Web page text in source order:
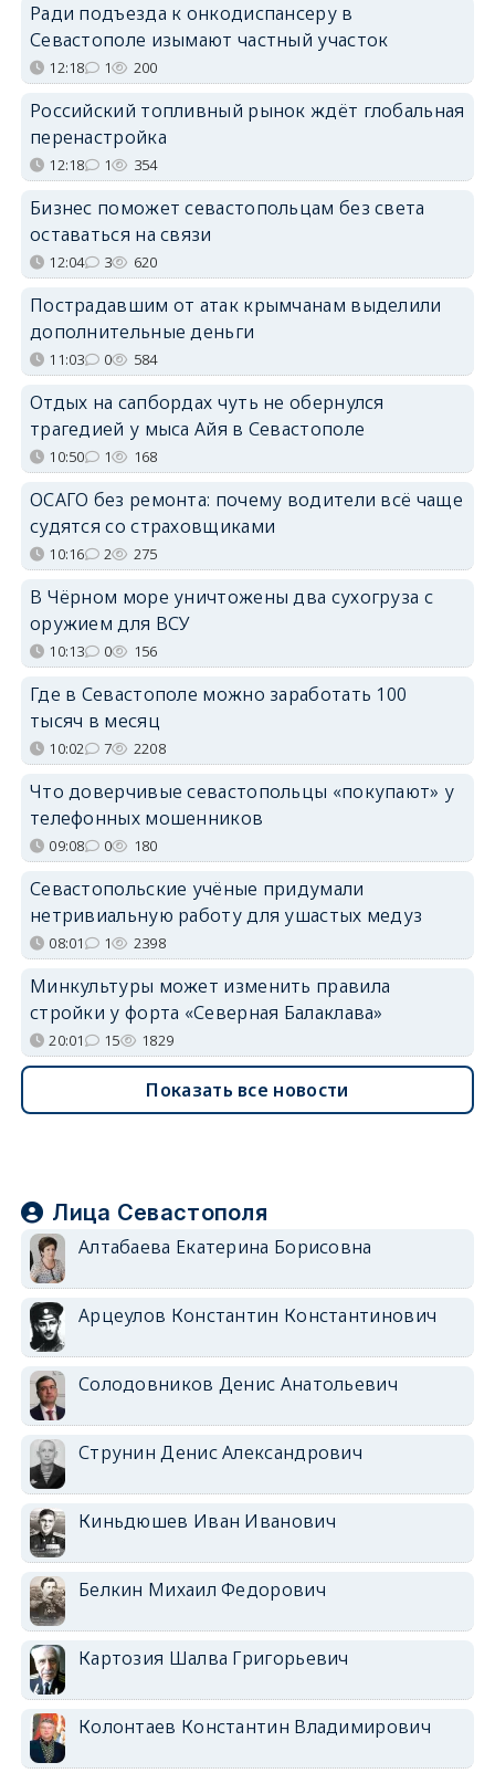
Ради подъезда к онкодиспансеру в
Севастополе изымают частный участок
12:18 1 200
Российский топливный рынок ждёт глобальная
перенастройка
12:18 1 354
Бизнес поможет севастопольцам без света
оставаться на связи
12:04 3 620
Пострадавшим от атак крымчанам выделили
дополнительные деньги
11:03 0 584
Отдых на сапбордах чуть не обернулся
трагедией у мыса Айя в Севастополе
10:50 1 168
ОСАГО без ремонта: почему водители всё чаще
судятся со страховщиками
10:16 2 275
В Чёрном море уничтожены два сухогруза с
оружием для ВСУ
10:13 0 156
Где в Севастополе можно заработать 100
тысяч в месяц
10:02 7 2208
Что доверчивые севастопольцы «покупают» у
телефонных мошенников
09:08 0 180
Севастопольские учёные придумали
нетривиальную работу для ушастых медуз
08:01 1 2398
Минкультуры может изменить правила
стройки у форта «Северная Балаклава»
20:01 15 1829
Показать все новости
Лица Севастополя
Алтабаева Екатерина Борисовна
Арцеулов Константин Константинович
Солодовников Денис Анатольевич
Струнин Денис Александрович
Киньдюшев Иван Иванович
Белкин Михаил Федорович
Картозия Шалва Григорьевич
Колонтаев Константин Владимирович